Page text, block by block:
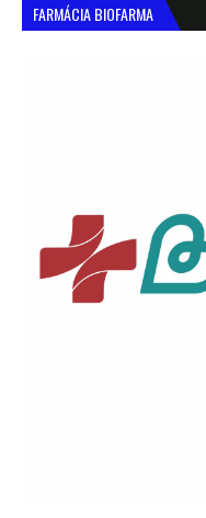
FARMÁCIA BIOFARMA